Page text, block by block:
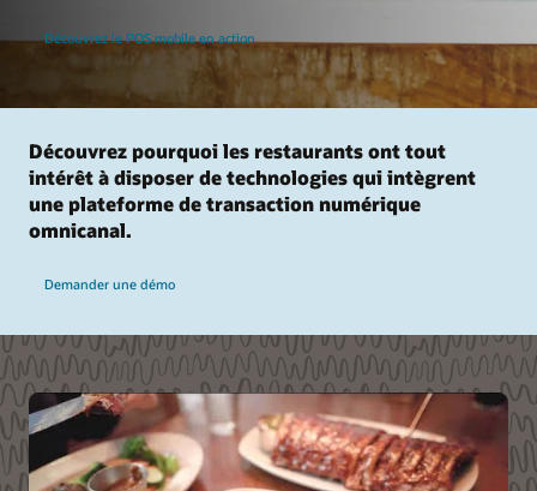
Découvrez le POS mobile en action
Découvrez pourquoi les restaurants ont tout
intérêt à disposer de technologies qui intègrent
une plateforme de transaction numérique
omnicanal.
Demander une démo